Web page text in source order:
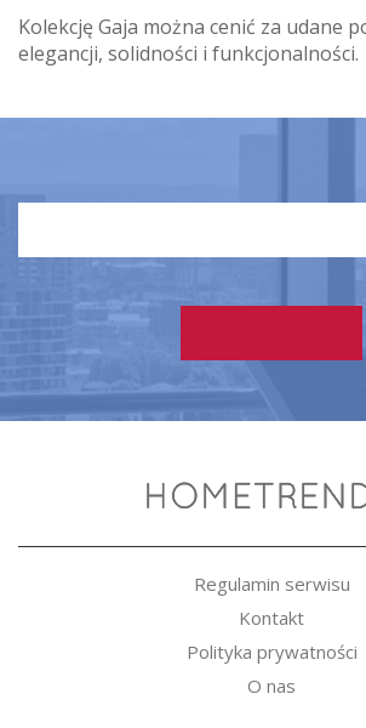
Kolekcję Gaja można cenić za udane
elegancji, solidności i funkcjonalności.
Regulamin serwisu
Kontakt
Polityka prywatności
O nas